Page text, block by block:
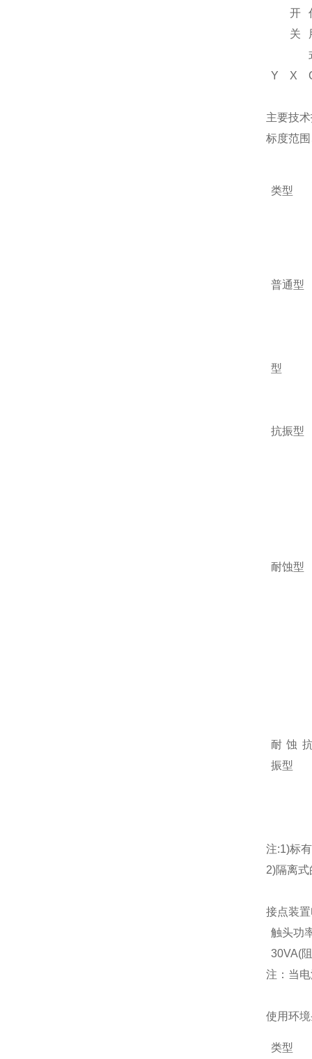
开
关
Y
X
主要技
标度范
类型
普通型
型
抗振型
耐蚀型
耐蚀
振型
注:1)标
2)隔离
接点装
触头功
30VA(
注：当
使用环
类型